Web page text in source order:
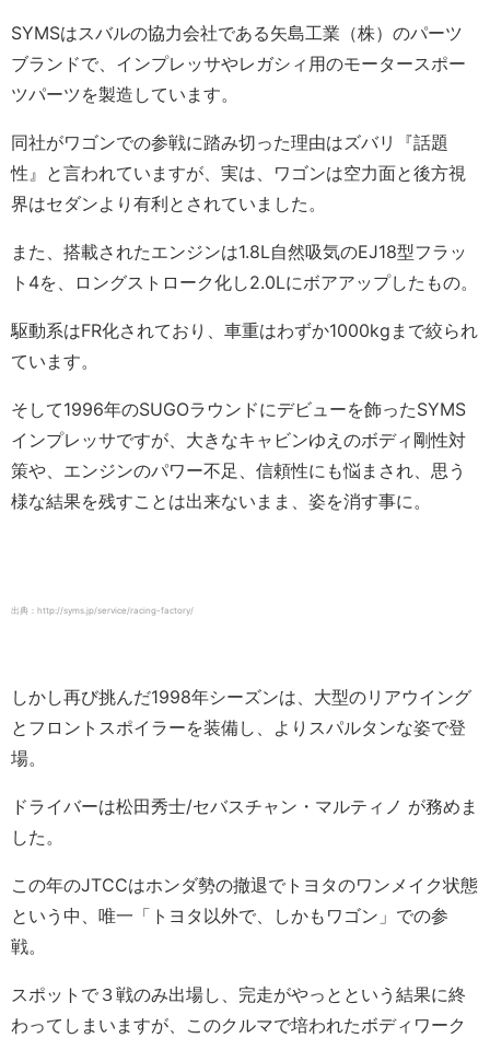
SYMSはスバルの協力会社である矢島工業（株）のパーツ
ブランドで、インプレッサやレガシィ用のモータースポー
ツパーツを製造しています。
同社がワゴンでの参戦に踏み切った理由はズバリ『話題
性』と言われていますが、実は、ワゴンは空力面と後方視
界はセダンより有利とされていました。
また、搭載されたエンジンは1.8L自然吸気のEJ18型フラッ
ト4を、ロングストローク化し2.0Lにボアアップしたもの。
駆動系はFR化されており、車重はわずか1000kgまで絞られ
ています。
そして1996年のSUGOラウンドにデビューを飾ったSYMS
インプレッサですが、大きなキャビンゆえのボディ剛性対
策や、エンジンのパワー不足、信頼性にも悩まされ、思う
様な結果を残すことは出来ないまま、姿を消す事に。
出典：http://syms.jp/service/racing-factory/
しかし再び挑んだ1998年シーズンは、大型のリアウイング
とフロントスポイラーを装備し、よりスパルタンな姿で登
場。
ドライバーは松田秀士/セバスチャン・マルティノ が務めま
した。
この年のJTCCはホンダ勢の撤退でトヨタのワンメイク状態
という中、唯一「トヨタ以外で、しかもワゴン」での参
戦。
スポットで３戦のみ出場し、完走がやっとという結果に終
わってしまいますが、このクルマで培われたボディワーク